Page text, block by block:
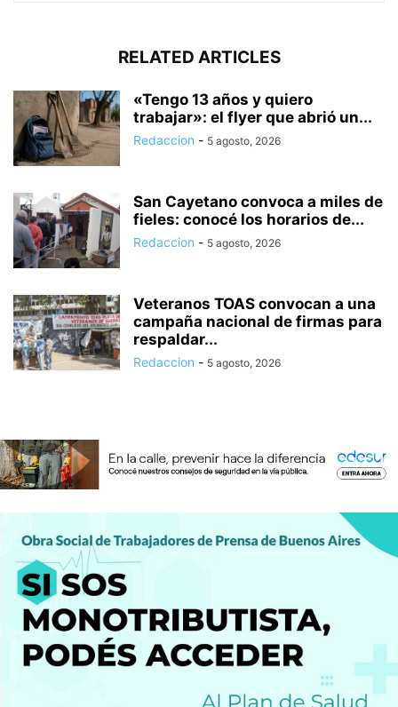
RELATED ARTICLES
«Tengo 13 años y quiero
trabajar»: el flyer que abrió un...
Redaccion - 5 agosto, 2026
San Cayetano convoca a miles de
fieles: conocé los horarios de...
Redaccion - 5 agosto, 2026
Veteranos TOAS convocan a una
campaña nacional de firmas para
respaldar...
Redaccion - 5 agosto, 2026